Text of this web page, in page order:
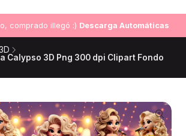
comprado illegó :) Descarga Automáticas
Calypso 3D Png 300 dpi Clipart Fondo